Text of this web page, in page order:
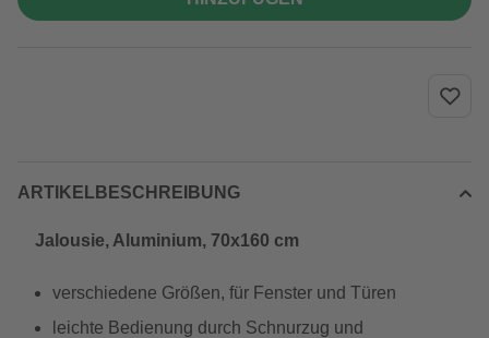
ARTIKELBESCHREIBUNG
Jalousie, Aluminium, 70x160 cm
verschiedene Größen, für Fenster und Türen
leichte Bedienung durch Schnurzug und